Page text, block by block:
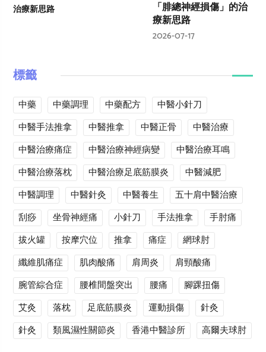
「腓總神經損傷」的治
療新思路
2026-07-17
標籤
中藥 中藥調理 中藥配方
中醫小針刀
中醫手法推拿
中醫推拿 中醫正骨
中醫治療
中醫治療痛症
中醫治療神經病變
中醫治療耳鳴
中醫治療落枕
中醫治療足底筋膜炎
中醫減肥
中醫調理
中醫針灸 中醫養生
五十肩中醫治療
刮痧
坐骨神經痛 小針刀 手法推拿
手肘痛
拔火罐
按摩穴位 推拿 痛症
網球肘
纖維肌痛症
肌肉酸痛 肩周炎
肩頸酸痛
腕管綜合症
腰椎間盤突出 腰痛
腳踝扭傷
艾灸
落枕 足底筋膜炎 運動損傷
針灸
針灸
類風濕性關節炎 香港中醫診所 高爾夫球肘